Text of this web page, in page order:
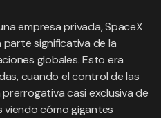
empresa privada, SpaceX
significativa de la
globales. Esto era
cuando el control de las
casi exclusiva de
viendo cómo gigantes